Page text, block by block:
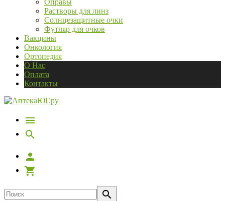
Оправы
Растворы для линз
Солнцезащитные очки
Футляр для очков
Вакцины
Онкология
Ортопедия
О Нас
Оплата
Контакты